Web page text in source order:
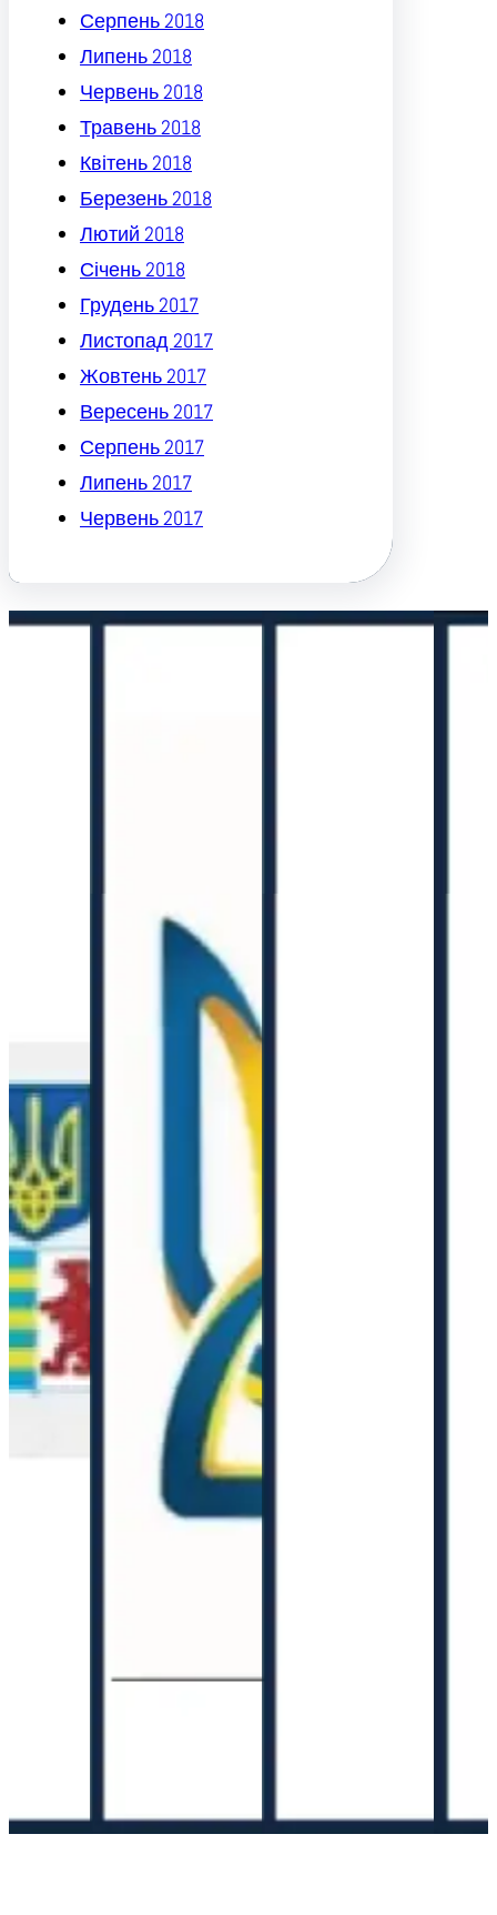
Серпень 2018
Липень 2018
Червень 2018
Травень 2018
Квітень 2018
Березень 2018
Лютий 2018
Січень 2018
Грудень 2017
Листопад 2017
Жовтень 2017
Вересень 2017
Серпень 2017
Липень 2017
Червень 2017